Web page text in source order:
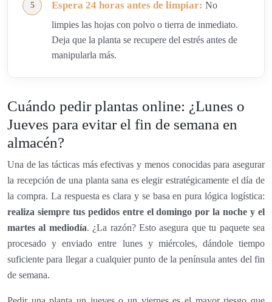
Espera 24 horas antes de limpiar: No
limpies las hojas con polvo o tierra de inmediato.
Deja que la planta se recupere del estrés antes de
manipularla más.
Cuándo pedir plantas online: ¿Lunes o
Jueves para evitar el fin de semana en
almacén?
Una de las tácticas más efectivas y menos conocidas para asegurar
la recepción de una planta sana es elegir estratégicamente el día de
la compra. La respuesta es clara y se basa en pura lógica logística:
realiza siempre tus pedidos entre el domingo por la noche y el
martes al mediodía. ¿La razón? Esto asegura que tu paquete sea
procesado y enviado entre lunes y miércoles, dándole tiempo
suficiente para llegar a cualquier punto de la península antes del fin
de semana.